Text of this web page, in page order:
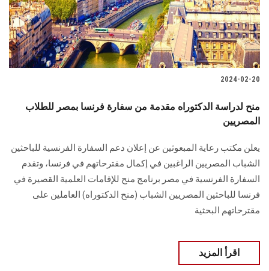
2024-02-20
منح لدراسة الدكتوراه مقدمة من سفارة فرنسا بمصر للطلاب
المصريين
يعلن مكتب رعاية المبعوثين عن إعلان دعم السفارة الفرنسية للباحثين
الشباب المصريين الراغبين في إكمال مقترحاتهم في فرنسا، وتقدم
السفارة الفرنسية في مصر برنامج منح للإقامات العلمية القصيرة في
فرنسا للباحثين ‏المصريين الشباب (منح الدكتوراه) العاملين على
مقترحاتهم البحثية
اقرأ المزيد